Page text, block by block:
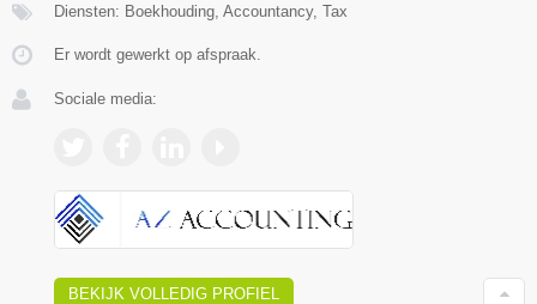
Diensten: Boekhouding, Accountancy, Tax
Er wordt gewerkt op afspraak.
Sociale media:
BEKIJK VOLLEDIG PROFIEL